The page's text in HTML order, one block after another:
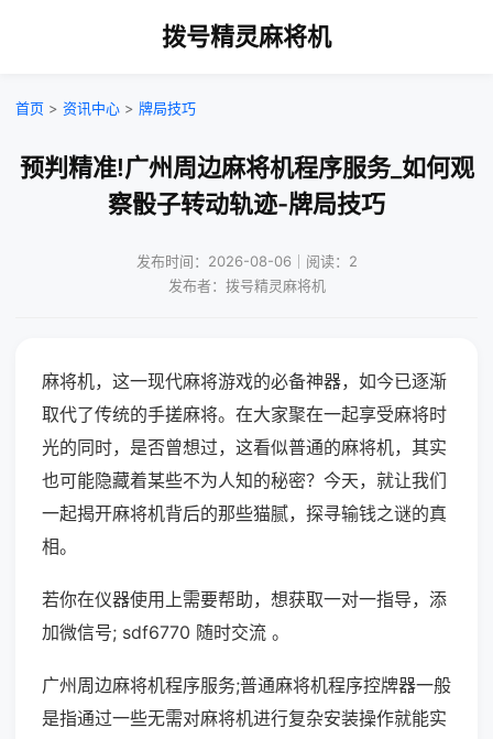
拨号精灵麻将机
首页 > 资讯中心 > 牌局技巧
预判精准!广州周边麻将机程序服务_如何观
察骰子转动轨迹-牌局技巧
发布时间：2026-08-06｜阅读：2
发布者：拨号精灵麻将机
麻将机，这一现代麻将游戏的必备神器，如今已逐渐
取代了传统的手搓麻将。在大家聚在一起享受麻将时
光的同时，是否曾想过，这看似普通的麻将机，其实
也可能隐藏着某些不为人知的秘密？今天，就让我们
一起揭开麻将机背后的那些猫腻，探寻输钱之谜的真
相。
若你在仪器使用上需要帮助，想获取一对一指导，添
加微信号; sdf6770 随时交流 。
广州周边麻将机程序服务;普通麻将机程序控牌器一般
是指通过一些无需对麻将机进行复杂安装操作就能实